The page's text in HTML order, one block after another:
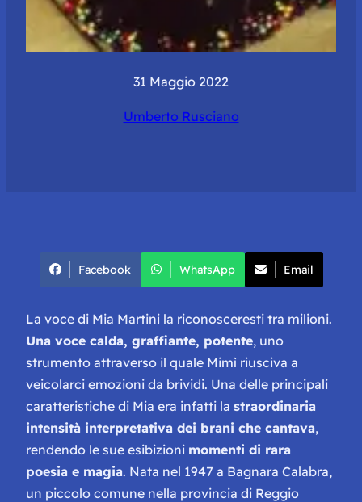
31 Maggio 2022
Umberto Rusciano
Facebook WhatsApp Email
La voce di Mia Martini la riconosceresti tra milioni.
Una voce calda, graffiante, potente, uno
strumento attraverso il quale Mimì riusciva a
veicolarci emozioni da brividi. Una delle principali
caratteristiche di Mia era infatti la straordinaria
intensità interpretativa dei brani che cantava,
rendendo le sue esibizioni momenti di rara
poesia e magia. Nata nel 1947 a Bagnara Calabra,
un piccolo comune nella provincia di Reggio